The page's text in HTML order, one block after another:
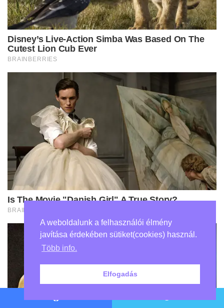
A weboldalunk a felhasználói élmény
javítása érdekében sütiket(cookies) használ.
Több info.
Elfogadás